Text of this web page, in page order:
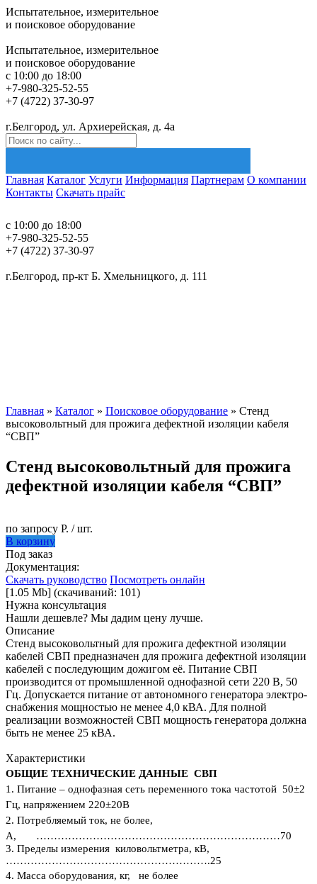
Испытательное, измерительное
и поисковое оборудование
Испытательное, измерительное
и поисковое оборудование
с 10:00 до 18:00
+7-980-325-52-55
+7 (4722) 37-30-97
г.Белгород, ул. Архиерейская, д. 4а
Главная Каталог Услуги Информация Партнерам О компании
Контакты Скачать прайс
с 10:00 до 18:00
+7-980-325-52-55
+7 (4722) 37-30-97
г.Белгород, пр-кт Б. Хмельницкого, д. 111
Главная » Каталог » Поисковое оборудование » Стенд
высоковольтный для прожига дефектной изоляции кабеля
“СВП”
Стенд высоковольтный для прожига
дефектной изоляции кабеля “СВП”
по запросу Р. / шт.
В корзину
Под заказ
Документация:
Скачать руководство Посмотреть онлайн
[1.05 Mb] (cкачиваний: 101)
Нужна консультация
Нашли дешевле? Мы дадим цену лучше.
Описание
Стенд высоковольтный для прожига дефектной изоляции
кабелей СВП предназначен для прожига дефектной изоляции
кабелей с последующим дожигом её. Питание СВП
производится от промышленной однофазной сети 220 В, 50
Гц. Допускается питание от автономного генератора электро-
снабжения мощностью не менее 4,0 кВА. Для полной
реализации возможностей СВП мощность генератора должна
быть не менее 25 кВА.
Характеристики
ОБЩИЕ ТЕХНИЧЕСКИЕ ДАННЫЕ СВП
1. Питание – однофазная сеть переменного тока частотой 50±2
Гц, напряжением 220±20В
2. Потребляемый ток, не более,
А, ……………………………………………………………70
3. Пределы измерения киловольтметра, кВ,
………………………………………………….25
4. Масса оборудования, кг, не более